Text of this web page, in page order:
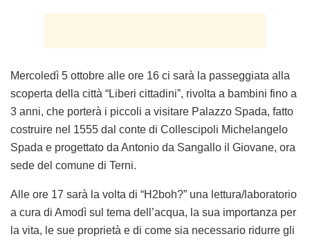
Mercoledì 5 ottobre alle ore 16 ci sarà la passeggiata alla
scoperta della città “Liberi cittadini”, rivolta a bambini fino a
3 anni, che porterà i piccoli a visitare Palazzo Spada, fatto
costruire nel 1555 dal conte di Collescipoli Michelangelo
Spada e progettato da Antonio da Sangallo il Giovane, ora
sede del comune di Terni.
Alle ore 17 sarà la volta di “H2boh?” una lettura/laboratorio
a cura di Amodì sul tema dell’acqua, la sua importanza per
la vita, le sue proprietà e di come sia necessario ridurre gli